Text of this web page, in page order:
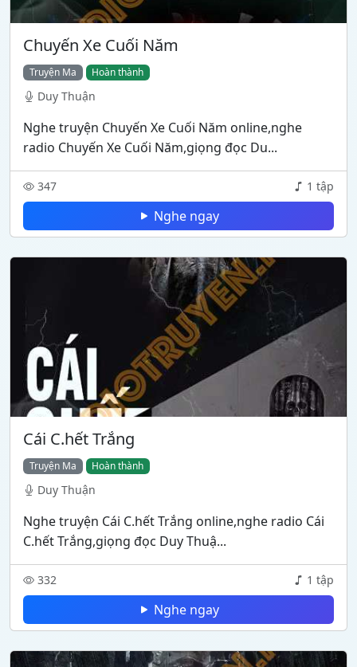
Chuyến Xe Cuối Năm
Truyện Ma Hoàn thành
Duy Thuận
Nghe truyện Chuyến Xe Cuối Năm online,nghe
radio Chuyến Xe Cuối Năm,giọng đọc Du...
347 1 tập
Nghe ngay
Cái C.hết Trắng
Truyện Ma Hoàn thành
Duy Thuận
Nghe truyện Cái C.hết Trắng online,nghe radio Cái
C.hết Trắng,giọng đọc Duy Thuậ...
332 1 tập
Nghe ngay